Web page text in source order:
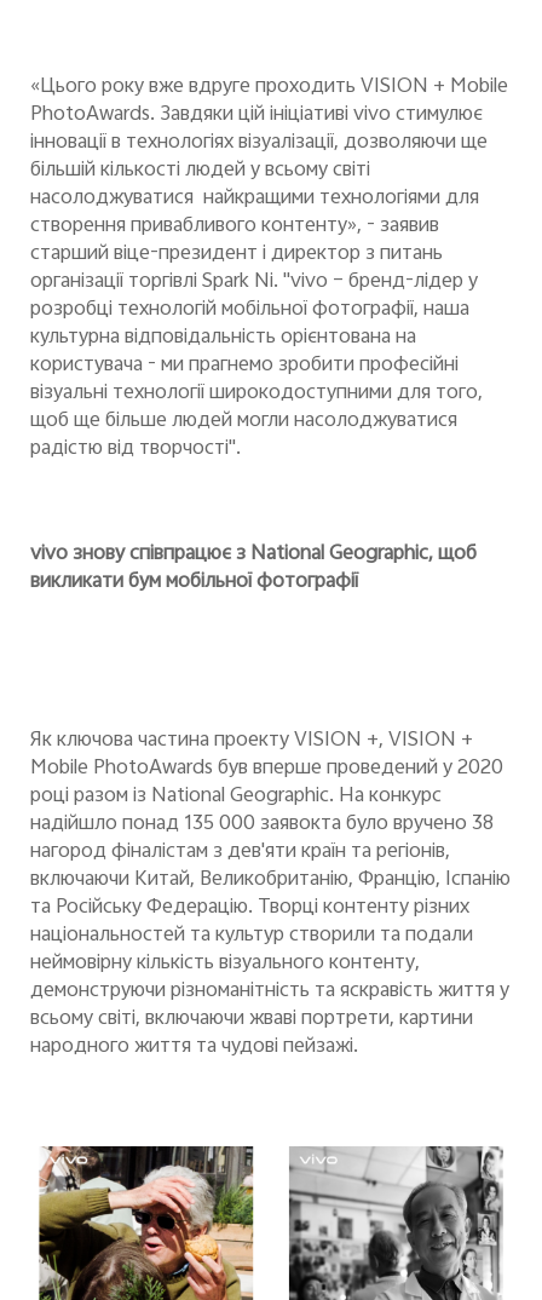
«Цього року вже вдруге проходить VISION + Mobile
PhotoAwards. Завдяки цій ініціативі vivo стимулює
інновації в технологіях візуалізації, дозволяючи ще
більшій кількості людей у всьому світі
насолоджуватися найкращими технологіями для
створення привабливого контенту», - заявив
старший віце-президент і директор з питань
організації торгівлі Spark Ni. "vivo – бренд-лідер у
розробці технологій мобільної фотографії,наша
культурна відповідальність орієнтована на
користувача - ми прагнемо зробити професійні
візуальні технології широкодоступними для того,
щоб ще більше людей могли насолоджуватися
радістю від творчості".
vivo знову співпрацює з National Geographic, щоб
викликати бум мобільної фотографії
Як ключова частина проекту VISION +, VISION +
Mobile PhotoAwards був впершепроведенийу 2020
роціразом із National Geographic. На конкурс
надійшло понад 135 000 заявокта було вручено 38
нагород фіналістам з дев'яти країн та регіонів,
включаючи Китай, Великобританію, Францію, Іспанію
та Російську Федерацію. Творціконтентурізних
національностей та культурстворили та подали
неймовірну кількість візуального контенту,
демонструючи різноманітність та яскравість життя у
всьому світі, включаючи жваві портрети,картини
народногожиття та чудові пейзажі.